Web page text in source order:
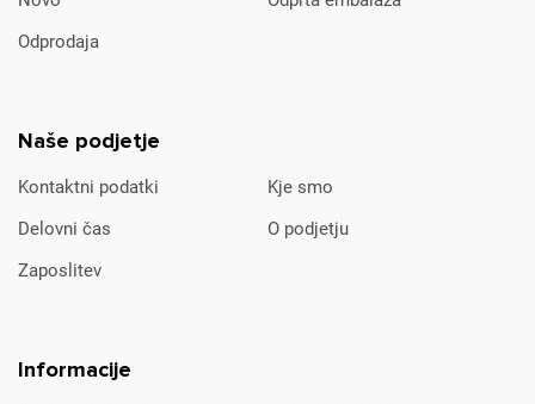
Odprodaja
Naše podjetje
Kontaktni podatki
Kje smo
Delovni čas
O podjetju
Zaposlitev
Informacije